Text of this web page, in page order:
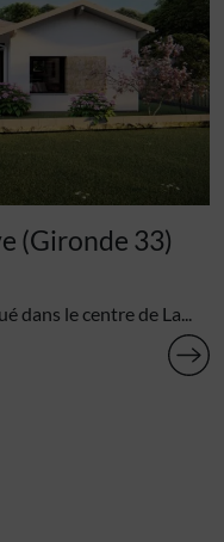
(Gironde 33)
dans le centre de La...